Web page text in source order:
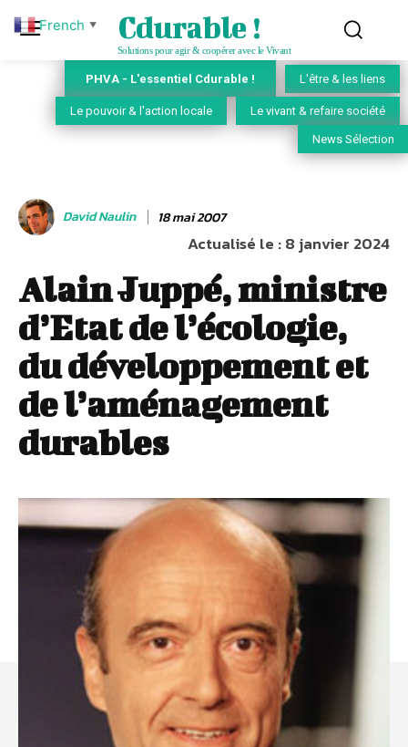
Cdurable !
Solutions pour agir & coopérer avec le Vivant
PHVA - L'essentiel Cdurable ! L'être & les liens
Le pouvoir & l'action locale Le vivant & refaire société
News Sélection
David Naulin 18 mai 2007
Actualisé le :8 janvier 2024
Alain Juppé, ministre
d’Etat de l’écologie,
du développement et
de l’aménagement
durables
French ▼